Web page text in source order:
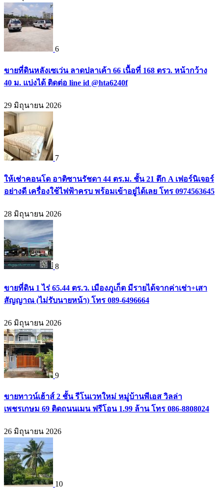
6
ขายที่ดินหลังเซเว่น ลาดปลาเค้า 66 เนื้อที่ 168 ตรว. หน้ากว้าง
40 ม. แบ่งได้ ติดต่อ line id @hta6240f
29 มิถุนายน 2026
7
ให้เช่าคอนโด อาติซานรัชดา 44 ตร.ม. ชั้น 21 ตึก A เฟอร์นิเจอร์
อย่างดี เครื่องใช้ไฟฟ้าครบ พร้อมเข้าอยู่ได้เลย โทร 0974563645
28 มิถุนายน 2026
8
ขายที่ดิน 1 ไร่ 65.44 ตร.ว. เมืองภูเก็ต มีรายได้จากค่าเช่า+เสา
สัญญาณ (ไม่รับนายหน้า) โทร 089-6496664
26 มิถุนายน 2026
9
ขายทาวน์เฮ้าส์ 2 ชั้น รีโนเวทใหม่ หมู่บ้านพีเอส วิลล่า
เพชรเกษม 69 ติดถนนเมน ฟรีโอน 1.99 ล้าน โทร 086-8808024
26 มิถุนายน 2026
10